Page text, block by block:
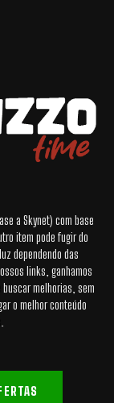
a Skynet) com base
item pode fugir do
dependendo das
links, ganhamos
melhorias, sem
o melhor conteúdo